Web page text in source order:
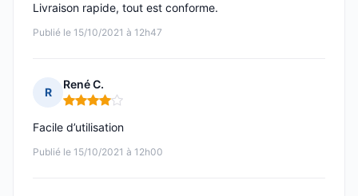
Publié le 15/10/2021 à 12h47
Livraison rapide, tout est conforme.
R
René C.
Note : 4 sur 5
Publié le 15/10/2021 à 12h00
Facile d’utilisation